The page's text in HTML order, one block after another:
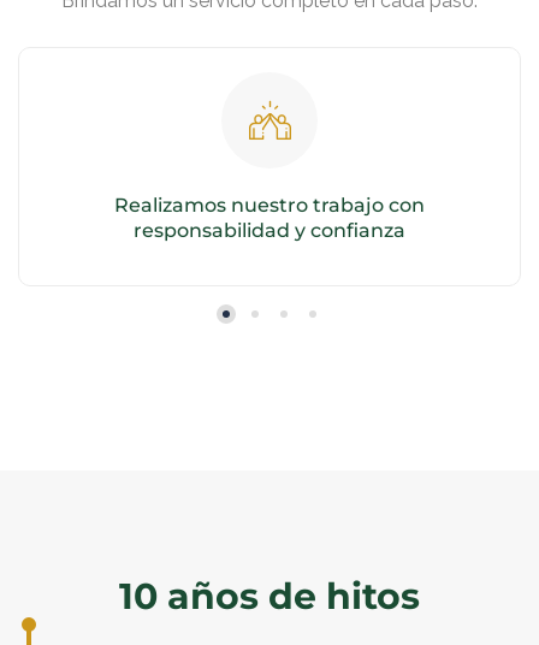
Realizamos nuestro trabajo con
responsabilidad y confianza
10 años de hitos